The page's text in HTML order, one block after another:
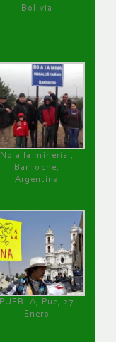
Bolivia
No a la minería ,
Bariloche,
Argentina
PUEBLA, Pue, 27
Enero